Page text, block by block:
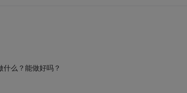
么？能做好吗？